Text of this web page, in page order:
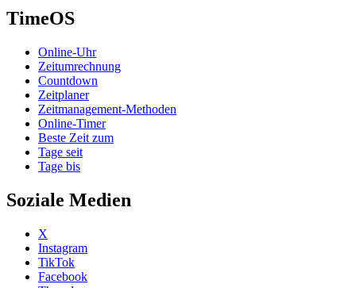
TimeOS
Online-Uhr
Zeitumrechnung
Countdown
Zeitplaner
Zeitmanagement-Methoden
Online-Timer
Beste Zeit zum
Tage seit
Tage bis
Soziale Medien
X
Instagram
TikTok
Facebook